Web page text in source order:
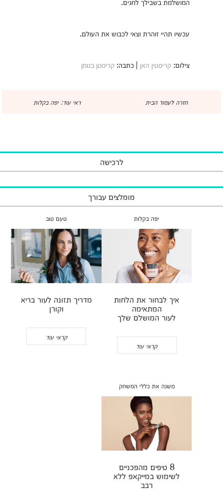
עכשיו תהיי זוהרת וצאי לכבוש את העולם.
צילום:קריסטין האן | כתבה:קריסטן בטמן
חזרה לעמוד הבית ראי עוד: יפה בקלות
לרכישה
מומלצים עבורך
יפה בקלות
איך לבחור את הלחות
המתאימה
לעור המושלם שלך
קראי עוד
טעם טוב
מדריך תזונה לעור בריא
וקורן
קראי עוד
משנה את כללי המשחק
8 טיפים מהפכניים
לשימוש במייקאפ ללא
רבב